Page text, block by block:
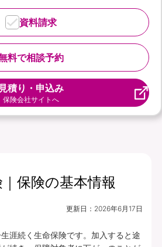
料で相談予約
資料請求
見積り・申込み
保険会社サイトへ
保険の基本情報
更新日： 2026年6月17日
涯続く生命保険です。加入すると途